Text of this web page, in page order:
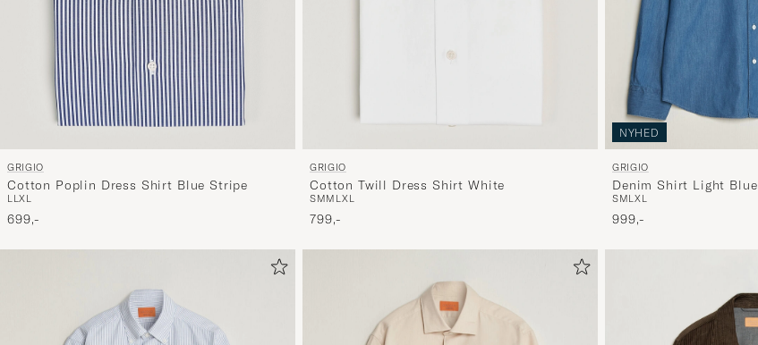
GRIGIO
Cotton Poplin Dress Shirt Blue Stripe
LLXL
699,-
GRIGIO
Cotton Twill Dress Shirt White
SMM LXL
799,-
NYHED
GRIGIO
Denim Shirt Light Blue
SMLXL
999,-